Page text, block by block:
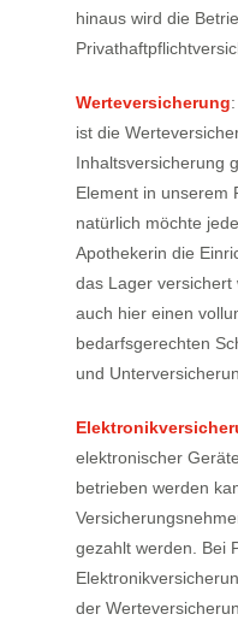
hinaus wird die
Werteversicherung
ist die
Inhaltsversicherung
Element in unserem
natürlich möchte
Apothekerin die
das Lager versichert
auch hier einen
bedarfsgerechten
und
elektronischer
betrieben werden
gezahlt werden. Bei
der